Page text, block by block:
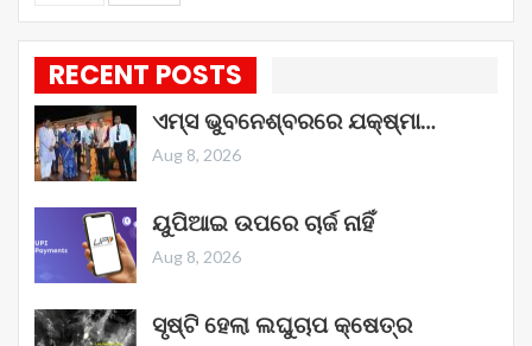
RECENT POSTS
ଏମ୍ସ ଭୁବନେଶ୍ବରରେ ଯକ୍ଷ୍ମା…
Aug 8, 2026
ୟୁପିଆଇ ଉପରେ ଚାର୍ଜ ନାହିଁ
Aug 8, 2026
ସୃଷ୍ଟି ହେଲା ଲଘୁଚାପ କ୍ଷେତ୍ର